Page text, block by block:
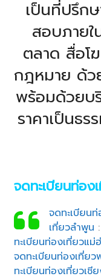
เป็นที่ปรึก
สอบภายใ
ตลาด สื่อโ
กฎหมาย ด้
พร้อมด้วยบ
ราคาเป็นธ
จดทะเบียนท่อง
จดทะเบียน
เที่ยวลำพูน :
ทะเบียนท่องเที่ยวแ
จดทะเบียนท่องเที่ยว
ทะเบียนท่องเที่ยวเชี